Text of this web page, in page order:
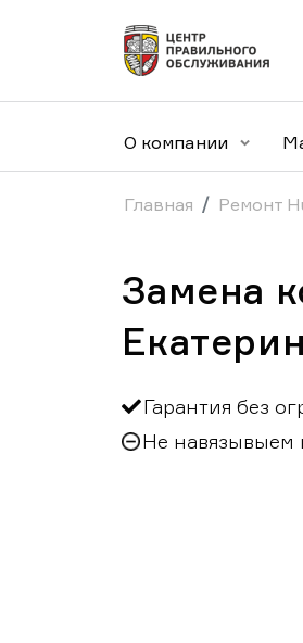
О компании
Главная Ремонт
Замена
Гарантия без
Не навязывыем